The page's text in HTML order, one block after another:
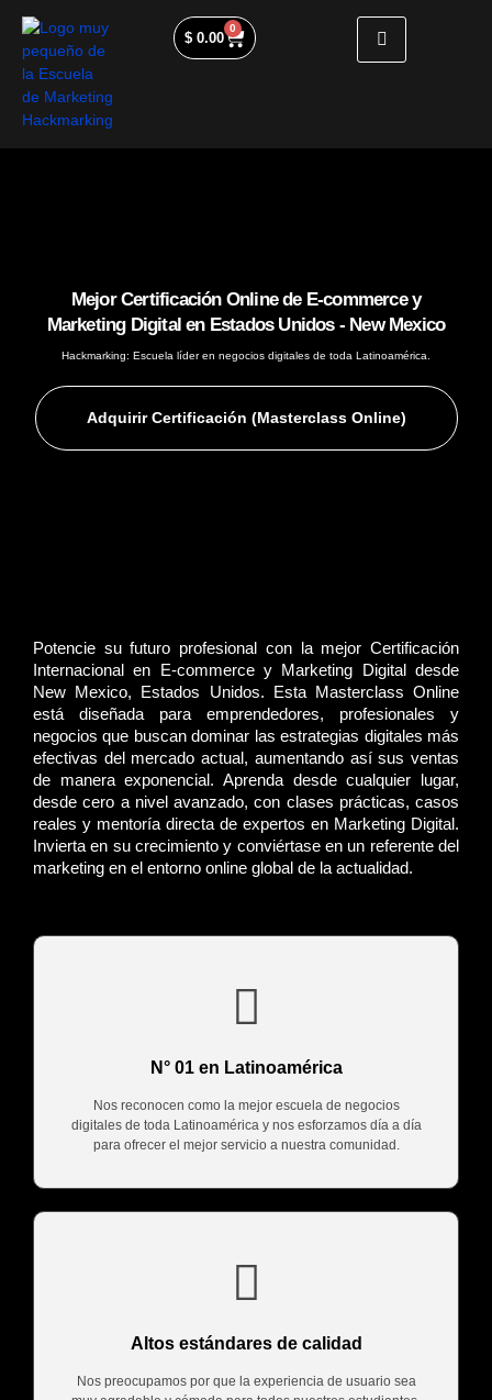
$0.00
0
Mejor Certificación Online de E-commerce y
Marketing Digital en Estados Unidos - New Mexico
Hackmarking: Escuela líder en negocios digitales de toda Latinoamérica.
Adquirir Certificación (Masterclass Online)
Potencie su futuro profesional con la mejor Certificación
Internacional en E-commerce y Marketing Digital desde
New Mexico, Estados Unidos. Esta Masterclass Online
está diseñada para emprendedores, profesionales y
negocios que buscan dominar las estrategias digitales más
efectivas del mercado actual, aumentando así sus ventas
de manera exponencial. Aprenda desde cualquier lugar,
desde cero a nivel avanzado, con clases prácticas, casos
reales y mentoría directa de expertos en Marketing Digital.
Invierta en su crecimiento y conviértase en un referente del
marketing en el entorno online global de la actualidad.
N° 01 en Latinoamérica
Nos reconocen como la mejor escuela de negocios
digitales de toda Latinoamérica y nos esforzamos día a día
para ofrecer el mejor servicio a nuestra comunidad.
Altos estándares de calidad
Nos preocupamos por que la experiencia de usuario sea